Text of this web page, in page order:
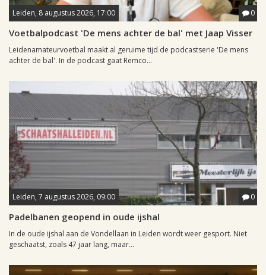
Leiden, 8 augustus 2026, 17:00 0
Voetbalpodcast 'De mens achter de bal' met Jaap Visser
Leidenamateurvoetbal maakt al geruime tijd de podcastserie 'De mens
achter de bal'. In de podcast gaat Remco...
Leiden, 7 augustus 2026, 09:00 0
Padelbanen geopend in oude ijshal
In de oude ijshal aan de Vondellaan in Leiden wordt weer gesport. Niet
geschaatst, zoals 47 jaar lang, maar...